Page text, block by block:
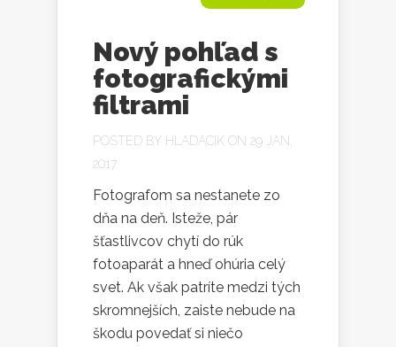
Nový pohľad s
fotografickými
filtrami
POSTED BY HLADACIK ON 29 JAN,
2017
Fotografom sa nestanete zo
dňa na deň. Isteže, pár
šťastlivcov chytí do rúk
fotoaparát a hneď ohúria celý
svet. Ak však patríte medzi tých
skromnejších, zaiste nebude na
škodu povedať si niečo